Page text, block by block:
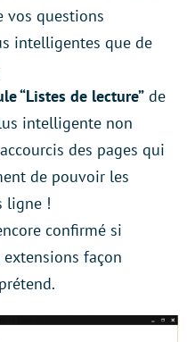
vos questions
intelligentes que de
“Listes de lecture” de
intelligente non
des pages qui
de pouvoir les
ligne !
confirmé si
façon